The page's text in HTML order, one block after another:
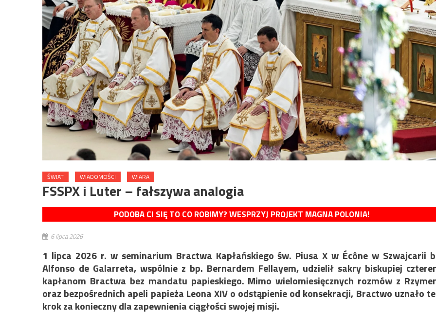
ŚWIAT WIADOMOŚCI WIARA
FSSPX i Luter – fałszywa analogia
PODOBA CI SIĘ TO CO ROBIMY? WESPRZYJ PROJEKT MAGNA POLONIA!
6 lipca 2026
1 lipca 2026 r. w seminarium Bractwa Kapłańskiego św. Piusa X w Écône w Szwajcarii
Alfonso de Galarreta, wspólnie z bp. Bernardem Fellayem, udzielił sakry biskupiej
kapłanom Bractwa bez mandatu papieskiego. Mimo wielomiesięcznych rozmów z
oraz bezpośrednich apeli papieża Leona XIV o odstąpienie od konsekracji, Bractwo uznało
krok za konieczny dla zapewnienia ciągłości swojej misji.